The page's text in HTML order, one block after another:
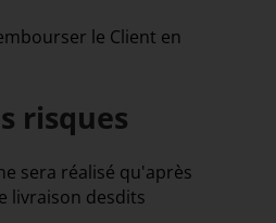
le Client en
risques
sera réalisé qu'après
livraison desdits